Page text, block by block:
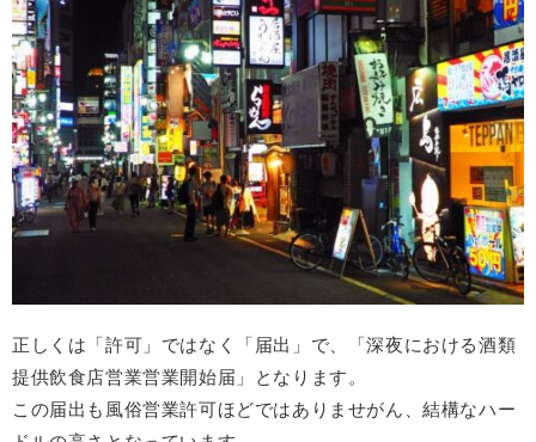
正しくは「許可」ではなく「届出」で、「深夜における酒類
提供飲食店営業営業開始届」となります。
この届出も風俗営業許可ほどではありませがん、結構なハー